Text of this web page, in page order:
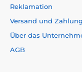
Reklamation
Versand und Zahlung
Über das
AGB